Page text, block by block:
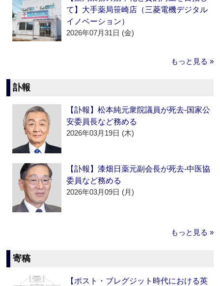
て】大手薬局笹崎店（三菱電機デジタル
イノベーション）
2026年07月31日 (金)
もっと見る »
訃報
【訃報】松本純元衆院議員が死去‐国家公
安委員長など務める
2026年03月19日 (木)
【訃報】漆畑日薬元副会長が死去‐中医協
委員など務める
2026年03月09日 (月)
もっと見る »
寄稿
【ポスト・ブレグジット時代における英